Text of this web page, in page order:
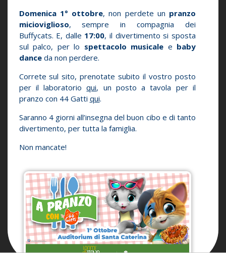
Domenica 1° ottobre, non perdete un pranzo
micioviglioso, sempre in compagnia dei
Buffycats. E, dalle 17:00, il divertimento si sposta
sul palco, per lo spettacolo musicale e baby
danceda non perdere.
Correte sul sito, prenotate subito il vostro posto
per il laboratorioqui, un posto a tavola per il
pranzo con 44 Gatti qui.
Saranno 4 giorni all’insegna del buon cibo e di tanto
divertimento, per tutta la famiglia.
Non mancate!